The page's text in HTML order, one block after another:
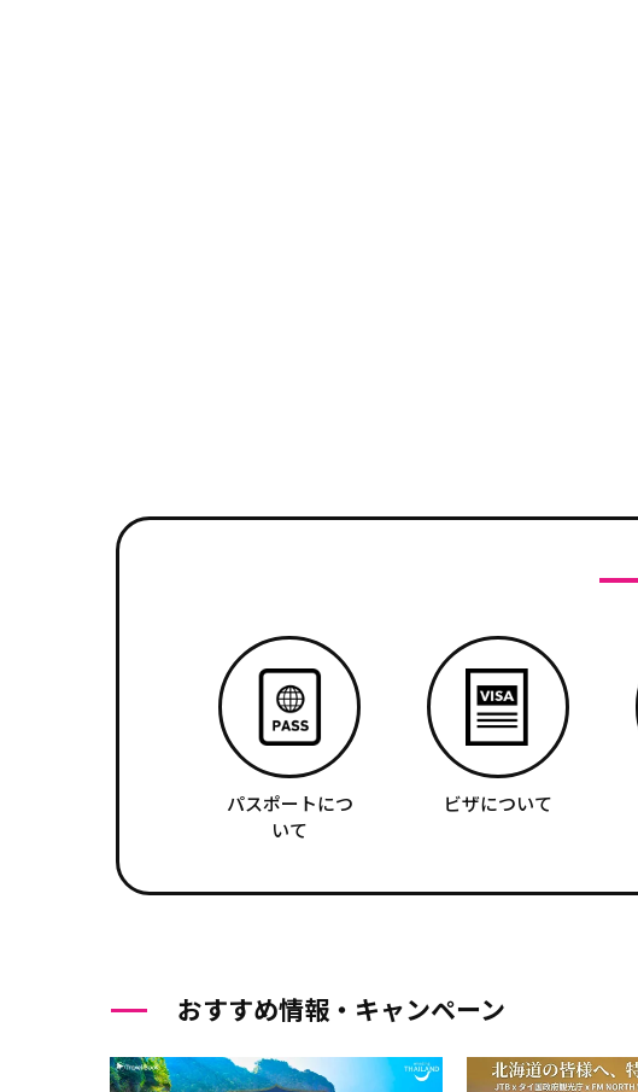
パスポートにつ
いて
ビザについて
おすすめ情報・キャンペーン